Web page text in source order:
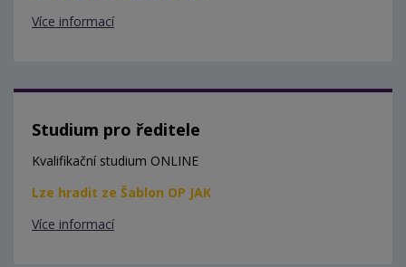
Více informací
Studium pro ředitele
Kvalifikační studium ONLINE
Lze hradit ze Šablon OP JAK
Více informací